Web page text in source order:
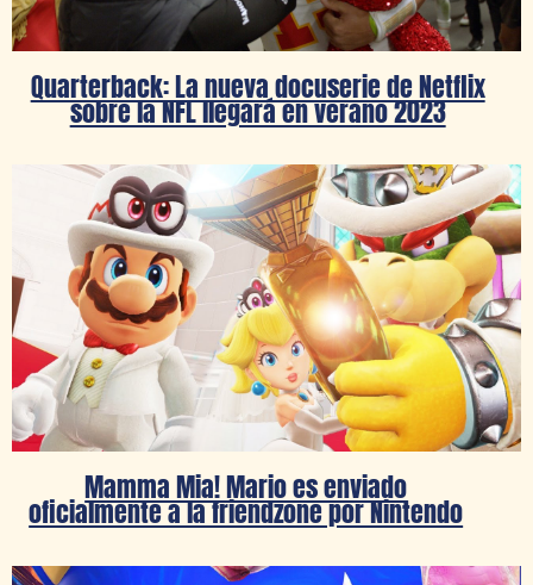
Quarterback: La nueva docuserie de Netflix
sobre la NFL llegará en verano 2023
Mamma Mia! Mario es enviado
oficialmente a la friendzone por Nintendo